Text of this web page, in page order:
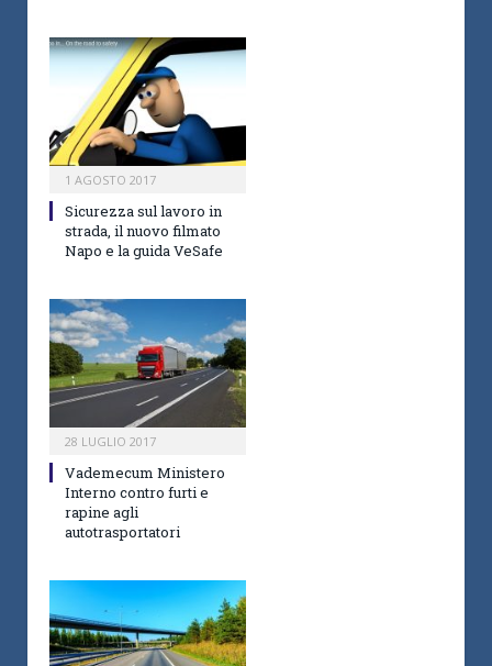
1 AGOSTO 2017
Sicurezza sul lavoro in
strada, il nuovo filmato
Napo e la guida VeSafe
28 LUGLIO 2017
Vademecum Ministero
Interno contro furti e
rapine agli
autotrasportatori